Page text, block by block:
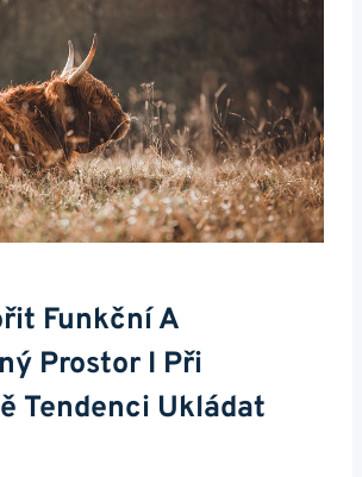
Funkční A
Prostor I Při
Tendenci Ukládat